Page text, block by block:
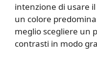
intenzione di usare
un colore
meglio scegliere un
contrasti in modo